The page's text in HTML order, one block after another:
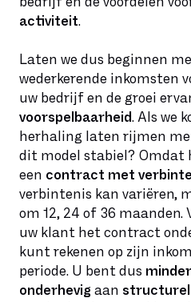
activiteit.
Laten we dus beginnen
wederkerende inkomsten
uw bedrijf en de groei
voorspelbaarheid. Als we
herhaling laten rijmen
dit model stabiel? Omdat
een contract met
verbintenis kan variëren,
om 12, 24 of 36
uw klant het contract
kunt rekenen op zijn
periode. U bent dus minder
onderhevig aan